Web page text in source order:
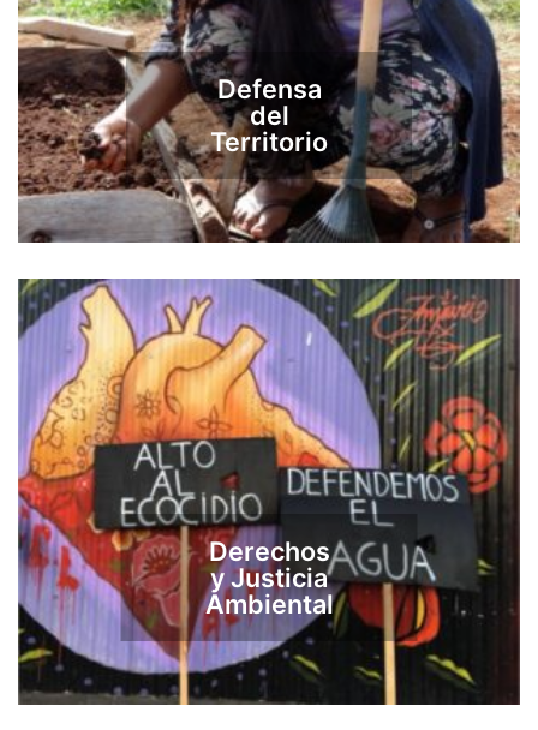
Defensa
del
Territorio
Derechos
y Justicia
Ambiental